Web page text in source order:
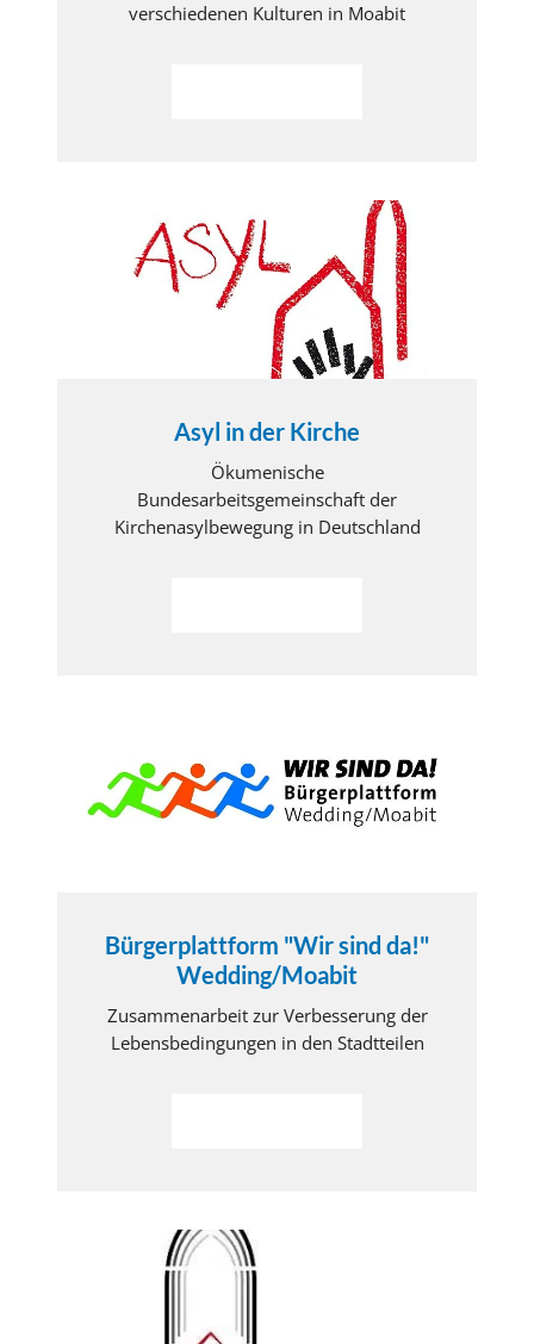
verschiedenen Kulturen in Moabit
Asyl in der Kirche
Ökumenische
Bundesarbeitsgemeinschaft der
Kirchenasylbewegung in Deutschland
Bürgerplattform "Wir sind da!"
Wedding/Moabit
Zusammenarbeit zur Verbesserung der
Lebensbedingungen in den Stadtteilen